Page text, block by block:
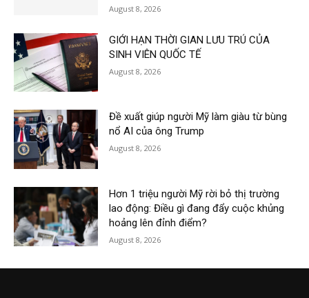
August 8, 2026
GIỚI HẠN THỜI GIAN LƯU TRÚ CỦA
SINH VIÊN QUỐC TẾ
August 8, 2026
Đề xuất giúp người Mỹ làm giàu từ bùng
nổ AI của ông Trump
August 8, 2026
Hơn 1 triệu người Mỹ rời bỏ thị trường
lao động: Điều gì đang đẩy cuộc khủng
hoảng lên đỉnh điểm?
August 8, 2026